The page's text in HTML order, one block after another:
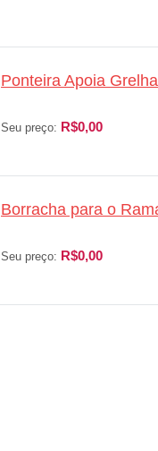
Ponteira Apoia Grelha
Seu preço: R$0,00
Borracha para o
Seu preço: R$0,00